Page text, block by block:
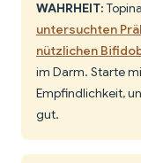
WAHRHEIT:
untersuchten
nützlichen
im Darm. Starte
Empfindlichkeit,
gut.